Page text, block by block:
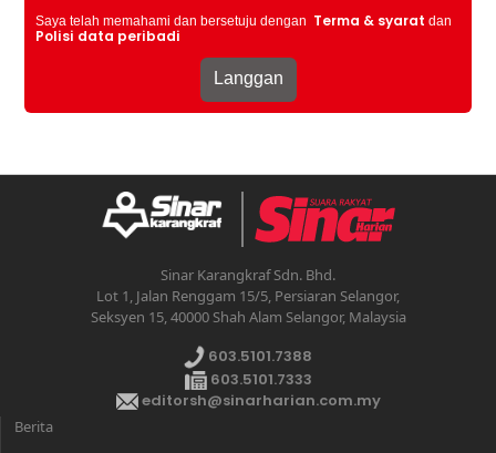
Saya telah memahami dan bersetuju dengan Terma & syarat dan
Polisi data peribadi
Sinar Karangkraf Sdn. Bhd.
Lot 1, Jalan Renggam 15/5, Persiaran Selangor,
Seksyen 15, 40000 Shah Alam Selangor, Malaysia
603.5101.7388
603.5101.7333
editorsh@sinarharian.com.my
Berita